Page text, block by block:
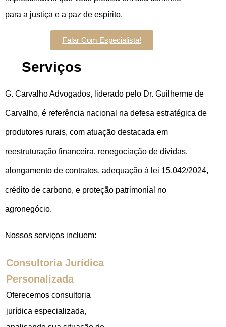
para a justiça e a paz de espírito.
Falar Com Especialista!
Serviços
G. Carvalho Advogados, liderado pelo Dr. Guilherme de
Carvalho, é referência nacional na defesa estratégica de
produtores rurais, com atuação destacada em
reestruturação financeira, renegociação de dívidas,
alongamento de contratos, adequação à lei 15.042/2024,
crédito de carbono, e proteção patrimonial no
agronegócio.
Nossos serviços incluem:
Consultoria Jurídica
Personalizada
Oferecemos consultoria
jurídica especializada,